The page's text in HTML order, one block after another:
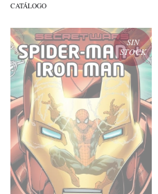
CATÁLOGO
SIN
STOCK